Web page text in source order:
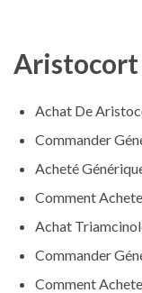
Aristocort
Achat De
Commander
Acheté
Comment
Achat
Commander
Comment